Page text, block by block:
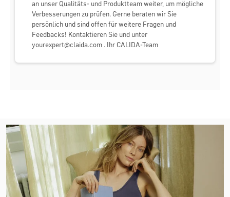
an unser Qualitäts- und Produktteam weiter, um mögliche
Verbesserungen zu prüfen. Gerne beraten wir Sie
persönlich und sind offen für weitere Fragen und
Feedbacks! Kontaktieren Sie und unter
yourexpert@claida.com . Ihr CALIDA-Team